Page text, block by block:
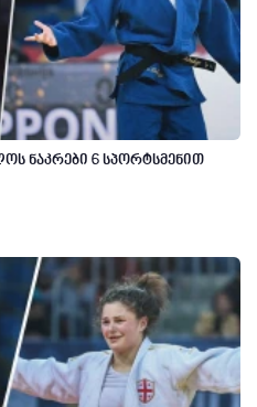
ნაკრები 6 სპორტსმენით